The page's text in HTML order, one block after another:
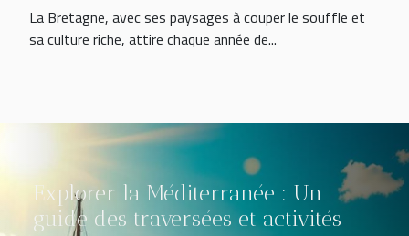
La Bretagne, avec ses paysages à couper le souffle et
sa culture riche, attire chaque année de...
Explorer la Méditerranée : Un
guide des traversées et activités